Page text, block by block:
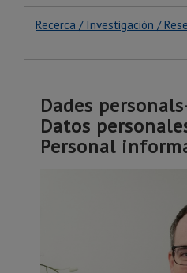
Recerca / Investigación /
Dades
Datos
Personal